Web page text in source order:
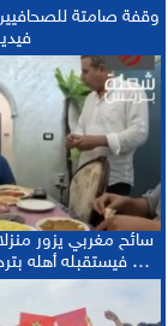
وقفة صامتة للصحافيين
سائح مغربي يزور
… فيستقبله أهله